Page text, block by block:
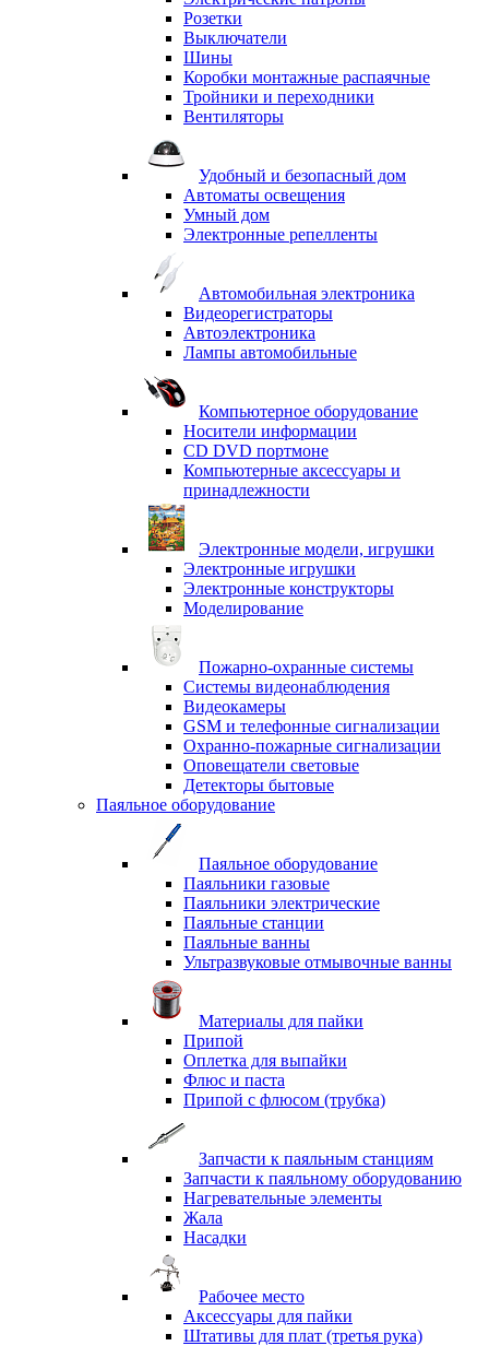
Розетки
Выключатели
Шины
Коробки монтажные распаячные
Тройники и переходники
Вентиляторы
Удобный и безопасный дом
Автоматы освещения
Умный дом
Электронные репелленты
Автомобильная электроника
Видеорегистраторы
Автоэлектроника
Лампы автомобильные
Компьютерное оборудование
Носители информации
CD DVD портмоне
Компьютерные аксессуары и
принадлежности
Электронные модели, игрушки
Электронные игрушки
Электронные конструкторы
Моделирование
Пожарно-охранные системы
Системы видеонаблюдения
Видеокамеры
GSM и телефонные сигнализации
Охранно-пожарные сигнализации
Оповещатели световые
Детекторы бытовые
Паяльное оборудование
Паяльное оборудование
Паяльники газовые
Паяльники электрические
Паяльные станции
Паяльные ванны
Ультразвуковые отмывочные ванны
Материалы для пайки
Припой
Оплетка для выпайки
Флюс и паста
Припой с флюсом (трубка)
Запчасти к паяльным станциям
Запчасти к паяльному оборудованию
Нагревательные элементы
Жала
Насадки
Рабочее место
Аксессуары для пайки
Штативы для плат (третья рука)